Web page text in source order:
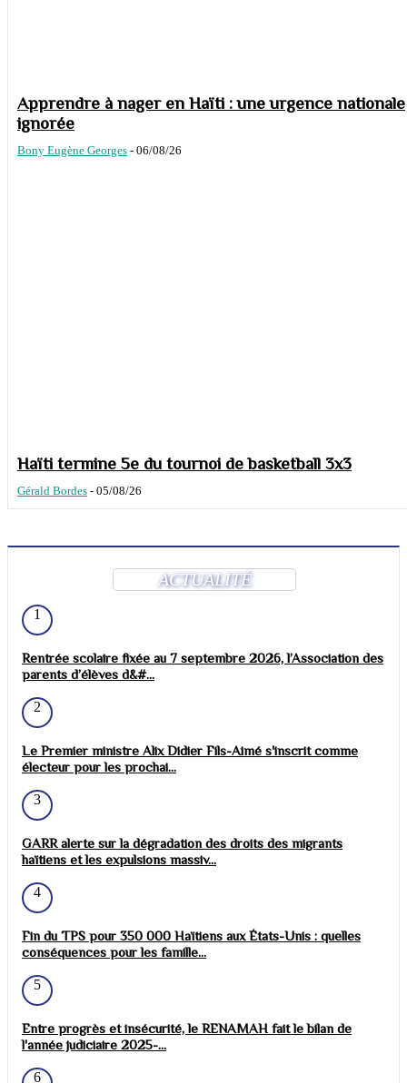
Apprendre à nager en Haïti : une urgence nationale
ignorée
Bony Eugène Georges - 06/08/26
Haïti termine 5e du tournoi de basketball 3x3
Gérald Bordes - 05/08/26
ACTUALITÉ
1
Rentrée scolaire fixée au 7 septembre 2026, l’Association des
parents d’élèves d&#...
2
Le Premier ministre Alix Didier Fils-Aimé s'inscrit comme
électeur pour les prochai...
3
GARR alerte sur la dégradation des droits des migrants
haïtiens et les expulsions massiv...
4
Fin du TPS pour 350 000 Haïtiens aux États-Unis : quelles
conséquences pour les famille...
5
Entre progrès et insécurité, le RENAMAH fait le bilan de
l'année judiciaire 2025-...
6